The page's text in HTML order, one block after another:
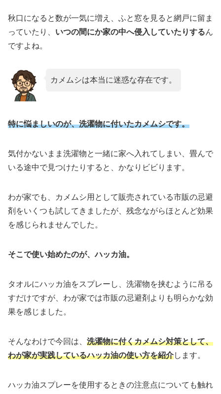
秋口になると数が一気に増え、ふと窓を見ると網戸に留ま
っていたり、 いつの間にか家の中へ侵入していたりするん
ですよね。
カメムシは本当に迷惑な存在です。
特に悩ましいのが、洗濯物に付いたカメムシです。
気付かないまま洗濯物と一緒に家へ入れてしまい、畳んで
いる途中で見つけたりすると、かなりビビります。
わが家でも、カメムシ用として販売されている市販の忌避
剤をいくつも試してきましたが、残念ながらほとんど効果
を感じられませんでした。
そこで使い始めたのが、ハッカ油。
タオルにハッカ油をスプレーし、洗濯物を挟むように吊る
すだけですが、わが家では市販の忌避剤よりも明らかな効
果を感じました。
そんなわけで今回は、 洗濯物に付くカメムシ対策として、
わが家が実践しているハッカ油の使い方を紹介します。
ハッカ油スプレーを使用するときの注意点についても触れ